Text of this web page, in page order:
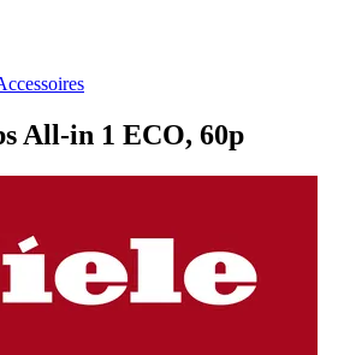
All-in 1 ECO, 60p